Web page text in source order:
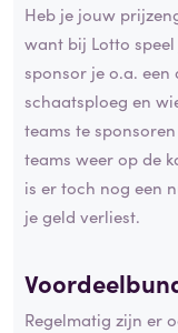
Heb je jouw
want bij Lotto
sponsor je o.a.
schaatsploeg en
teams te
teams weer op de
is er toch nog een
je geld verliest.
Regelmatig zijn er